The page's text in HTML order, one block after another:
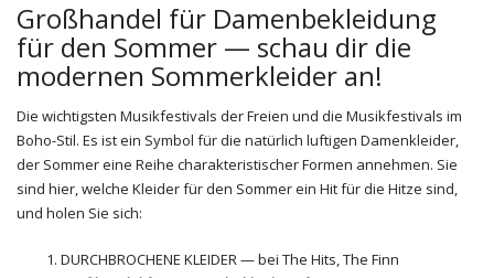
Großhandel für Damenbekleidung
für den Sommer — schau dir die
modernen Sommerkleider an!
Die wichtigsten Musikfestivals der Freien und die Musikfestivals im
Boho-Stil. Es ist ein Symbol für die natürlich luftigen Damenkleider,
der Sommer eine Reihe charakteristischer Formen annehmen. Sie
sind hier, welche Kleider für den Sommer ein Hit für die Hitze sind,
und holen Sie sich:
DURCHBROCHENE KLEIDER — bei The Hits, The Finn